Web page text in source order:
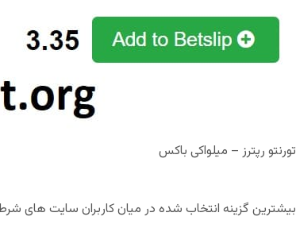
تورنتو رپترز – میلواکی باکس
بیشترین گزینه انتخاب شده در میان کاربران سایت های شرط بندی،